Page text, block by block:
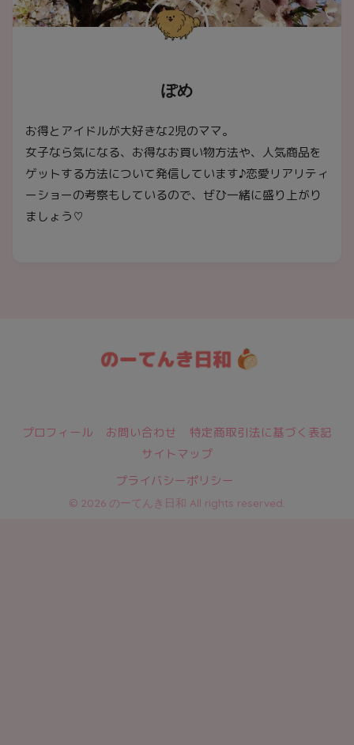
ぽめ
お得とアイドルが大好きな2児のママ。
女子なら気になる、お得なお買い物方法や、人気商品を
ゲットする方法について発信しています♪恋愛リアリティ
ーショーの考察もしているので、ぜひ一緒に盛り上がり
ましょう♡
プロフィール お問い合わせ
特定商取引法に基づく表記
サイトマップ
プライバシーポリシー
© 2026 のーてんき日和 All rights reserved.